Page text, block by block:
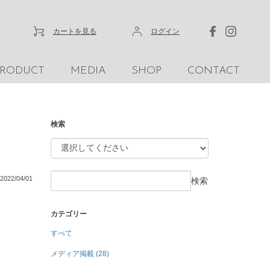
カートを見る ログイン
MEDIA SHOP CONTACT
2022/04/01
検索
検索
カテゴリー
すべて
メディア掲載 (28)